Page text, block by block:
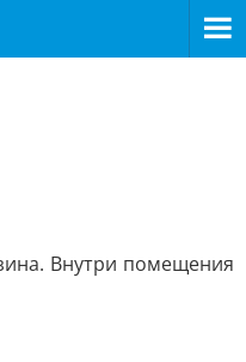
Внутри помещения